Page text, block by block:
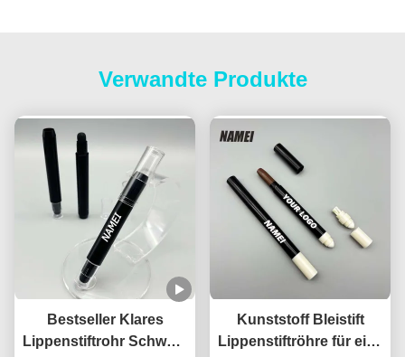
Verwandte Produkte
Bestseller Klares
Lippenstiftrohr Schwarz
Kunststoff Bleistift
Lippenstiftröhre für eine